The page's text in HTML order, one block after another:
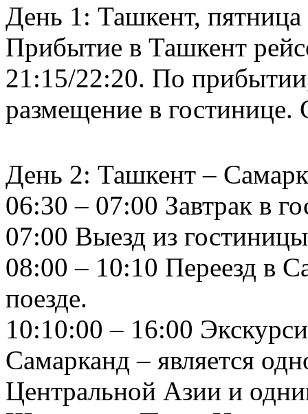
День 1: Ташкент, пятница
Прибытие в Ташкент
21:15/22:20. По
размещение в гостинице.
День 2: Ташкент –
06:30 – 07:00 Завтрак в
07:00 Выезд из
08:00 – 10:10 Переезд в
поезде.
10:10:00 – 16:00
Самарканд – является
Центральной Азии и